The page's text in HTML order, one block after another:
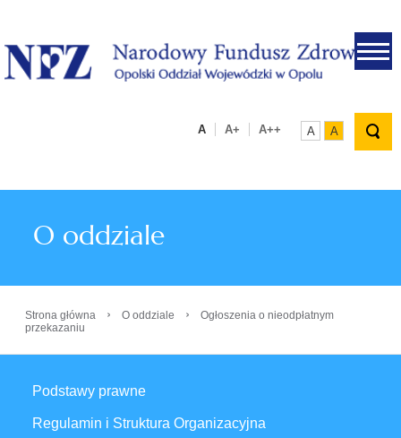
.
A A+ A++ A A
O oddziale
Strona główna › O oddziale ›
Ogłoszenia o nieodpłatnym
przekazaniu
Podstawy prawne
Regulamin i Struktura Organizacyjna